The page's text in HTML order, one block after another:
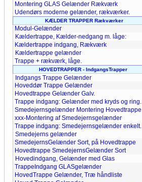
Montering GLAS Gelænder Rækværk
Udendørs moderne gelænder, rækværker.
KÆLDER TRAPPER Rækværker
Modul-Gelænder
Kældertrappe, Kælder-nedgang m. låge:
Kældertrappe indgang, Rækværk
Kældertrappe gelænder
Trappe + rækværk, låge.
HOVEDTRAPPER - IndgangsTrapper
Indgangs Trappe Gelænder
Hoveddør Trappe Gelænder
Hovedtrappe Gelænder Galv.
Trappe indgang: Gelænder med kryds og ring.
Smedejernsgelænder Montering Hovedtrappe
xxx-Montering af Smedejernsgelænder
Trappe indgang: Smedejernsgelænder enkelt.
Smedejerns gelænder
SmedejernsGelænder Sort, på Hovedtrappe
Hovedtrappe SmedejernsGelænder Sort
Hovedindgang, Gelænder med Glas
TrappeIndgang GLASgelænder
HovedTrappe Gelænder, Træ håndliste